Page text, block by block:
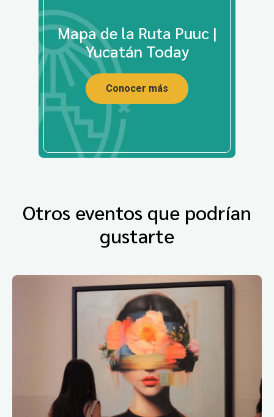
Mapa de la Ruta Puuc |
Yucatán Today
Conocer más
Otros eventos que podrían
gustarte